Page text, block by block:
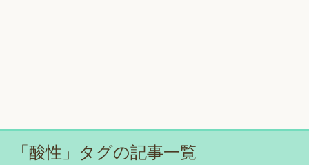
「酸性」タグの記事一覧